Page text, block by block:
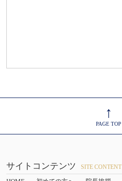
↑
PAGE TOP
サイトコンテンツ SITE CONTENT